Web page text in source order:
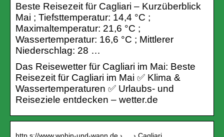
Beste Reisezeit für Cagliari – Kurzüberblick
Mai ; Tiefsttemperatur: 14,4 °C ;
Maximaltemperatur: 21,6 °C ;
Wassertemperatur: 16,6 °C ; Mittlerer
Niederschlag: 28 …
Das Reisewetter für Cagliari im Mai: Beste
Reisezeit für Cagliari im Mai ✅ Klima &
Wassertemperaturen ✅ Urlaubs- und
Reiseziele entdecken – wetter.de